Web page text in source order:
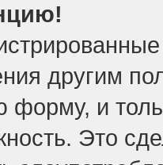
другим
форму, и
Это